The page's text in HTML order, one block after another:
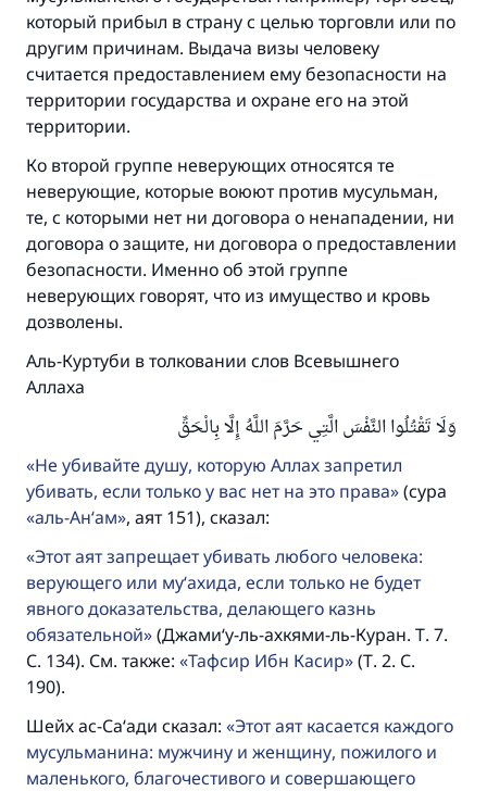
который прибыл в страну с целью торговли или по
другим причинам. Выдача визы человеку
считается предоставлением ему безопасности на
территории государства и охране его на этой
территории.
Ко второй группе неверующих относятся те
неверующие, которые воюют против мусульман,
те, с которыми нет ни договора о ненападении, ни
договора о защите, ни договора о предоставлении
безопасности. Именно об этой группе
неверующих говорят, что из имущество и кровь
дозволены.
Аль-Куртуби в толковании слов Всевышнего
Аллаха
وَلَا تَقْتُلُوا النَّفْسَ الَّتِي حَرَّمَ اللَّهُ إِلَّا بِالْحَقِّ
Не убивайте душу, которую Аллах запретил
убивать, если только у вас нет на это права (сура
аль-Ан‘ам , аят 151), сказал:
Этот аят запрещает убивать любого человека:
верующего или му‘ахида, если только не будет
явного доказательства, делающего казнь
обязательной (Джами‘у-ль-ахкями-ль-Куран. Т. 7.
С. 134). См. также: Тафсир Ибн Касир (Т. 2. С.
190).
Шейх ас-Са‘ади сказал: Этот аят касается каждого
мусульманина: мужчину и женщину, пожилого и
маленького, благочестивого и совершающего
«Указавшему на благое (полагается) такая
же награда как и совершившему его»
(МУСЛИМ, № 1893).
Участвуйте сейчас!